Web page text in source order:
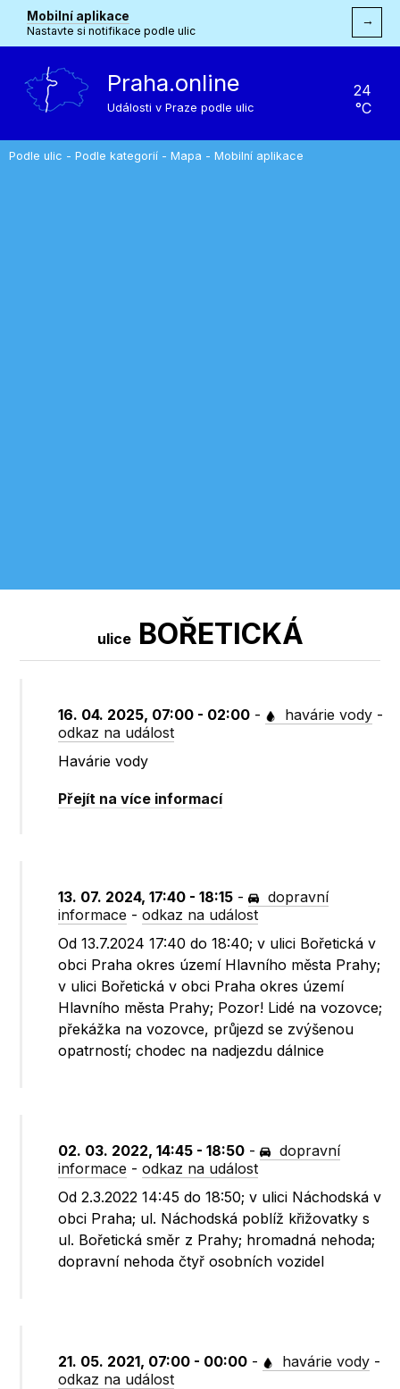
Mobilní aplikace
Nastavte si notifikace podle ulic
→
Praha.online
Události v Praze podle ulic
24
°C
Podle ulic - Podle kategorií - Mapa - Mobilní aplikace
uliceBOŘETICKÁ
16. 04. 2025, 07:00 - 02:00 - havárie vody -
odkaz na událost
Havárie vody
Přejít na více informací
13. 07. 2024, 17:40 - 18:15 -
dopravní
informace -odkaz na událost
Od 13.7.2024 17:40 do 18:40; v ulici Bořetická v
obci Praha okres území Hlavního města Prahy;
v ulici Bořetická v obci Praha okres území
Hlavního města Prahy; Pozor! Lidé na vozovce;
překážka na vozovce, průjezd se zvýšenou
opatrností; chodec na nadjezdu dálnice
02. 03. 2022, 14:45 - 18:50 -
dopravní
informace -odkaz na událost
Od 2.3.2022 14:45 do 18:50; v ulici Náchodská v
obci Praha; ul. Náchodská poblíž křižovatky s
ul. Bořetická směr z Prahy; hromadná nehoda;
dopravní nehoda čtyř osobních vozidel
21. 05. 2021, 07:00 - 00:00 - havárie vody -
odkaz na událost